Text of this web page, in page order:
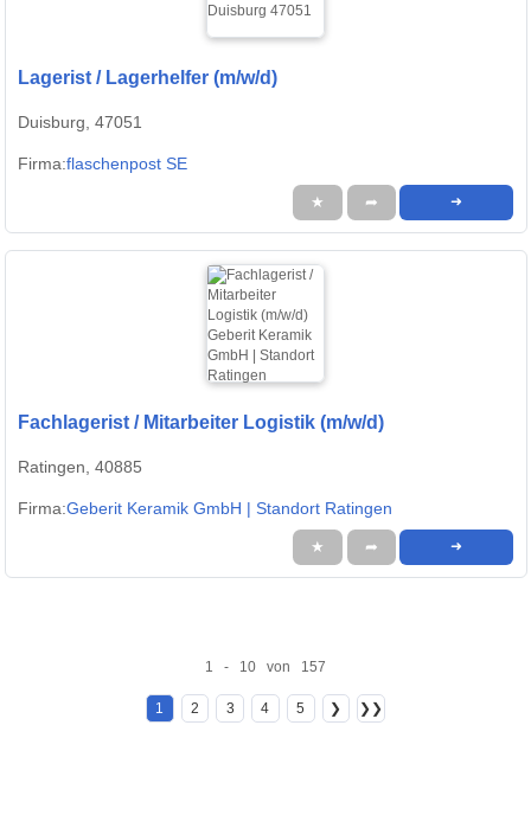
Lagerist / Lagerhelfer (m/w/d)
Duisburg, 47051
Firma:flaschenpost SE
★ ➦ ➜
Fachlagerist / Mitarbeiter Logistik (m/w/d)
Ratingen, 40885
Firma:Geberit Keramik GmbH | Standort Ratingen
★ ➦ ➜
1 - 10 von 157
1 2 3 4 5 ❯ ❯❯